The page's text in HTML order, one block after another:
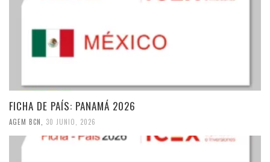
FICHA DE PAÍS: PANAMÁ 2026
AGEM BCN 30 JUNIO, 2026